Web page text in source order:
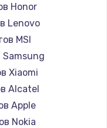
Honor
Lenovo
MSI
Xiaomi
Alcatel
Apple
Nokia